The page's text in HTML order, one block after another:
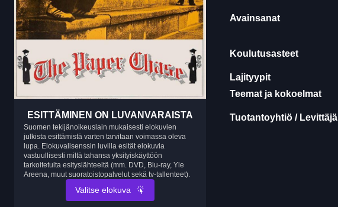
ESITTÄMINEN ON LUVANVARAISTA
Suomen tekijänoikeuslain mukaisesti elokuvien
julkista esittämistä varten tarvitaan voimassa oleva
lupa. Elokuvalisenssin luvilla esität elokuvia
vastuullisesti miltä tahansa yksityiskäyttöön
tarkoitetulta esityslähteeltä (mm. DVD, Blu-ray, Yle
Areena, muut suoratoistopalvelut sekä tv-tallenteet).
Valitse elokuva
Avainsanat
Koulutusasteet
Lajityypit
Teemat ja kokoelmat
Tuotantoyhtiö / Levittäjä